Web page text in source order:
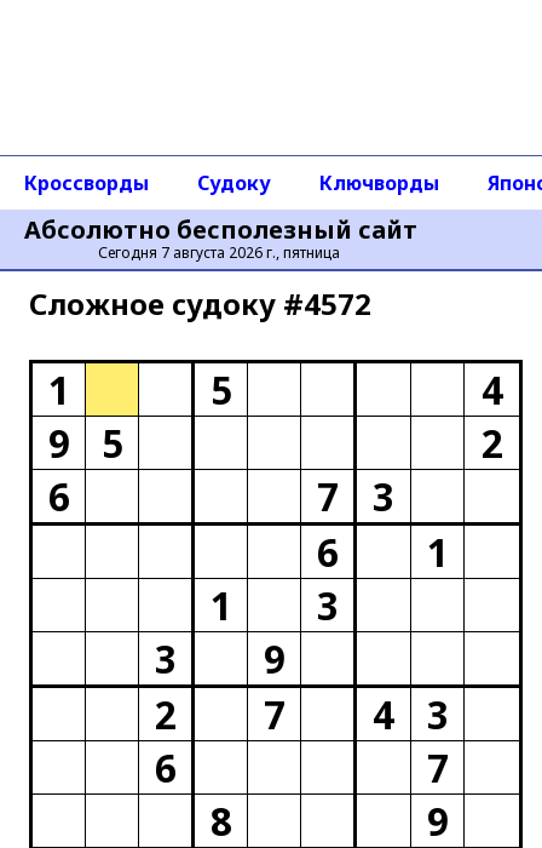
Абсолютно бесполезный сайт
Сегодня 7 августа 2026 г., пятница
Кроссворды Судоку Ключворды
Сложное cудоку #4572
1 5
4
9
5
2
6
7
3
6
1
1
3
3
9
2
7 4
3
6
7
8
9